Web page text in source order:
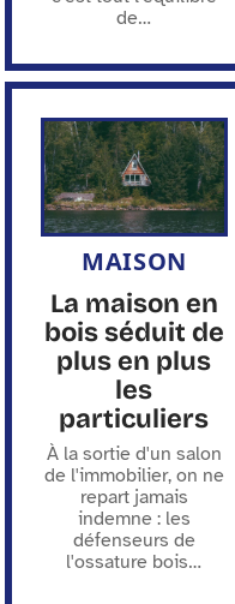
de…
MAISON
La maison en
bois séduit de
plus en plus
les
particuliers
À la sortie d'un salon
de l'immobilier, on ne
repart jamais
indemne : les
défenseurs de
l'ossature bois…